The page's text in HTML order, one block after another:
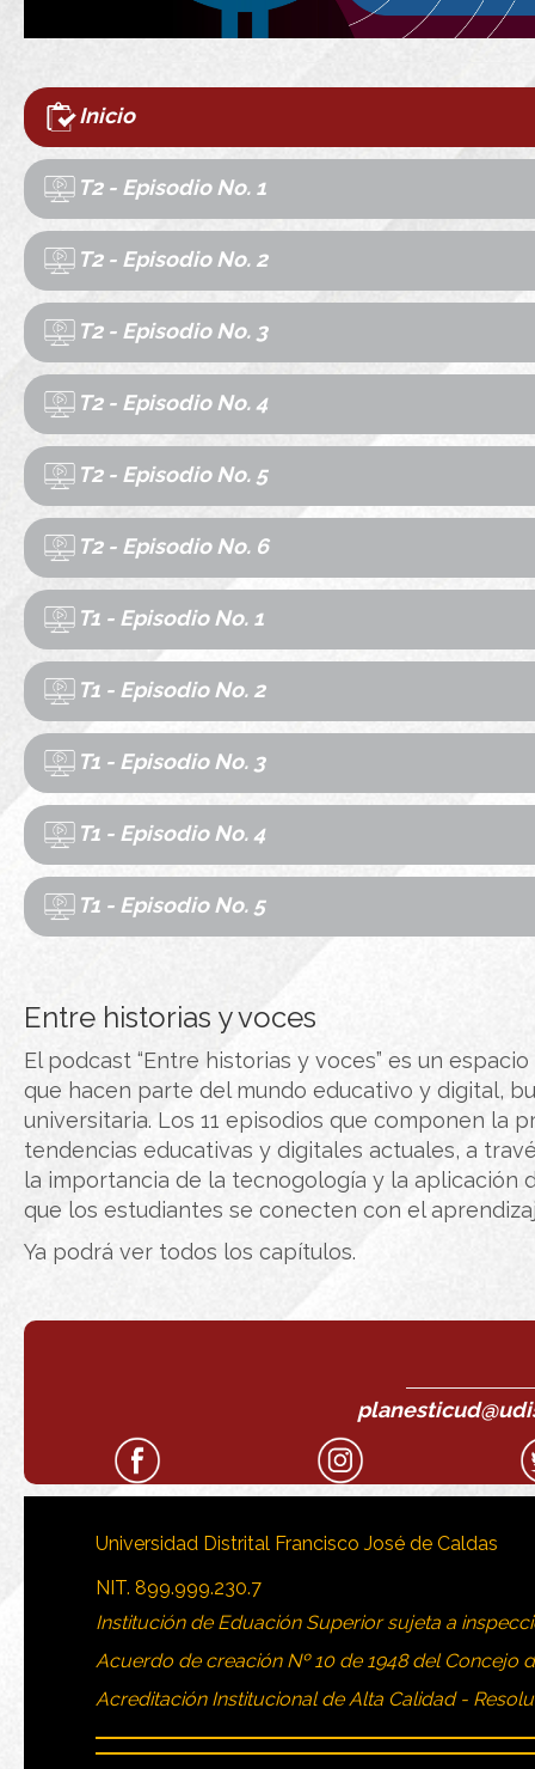
Inicio
T2 - Episodio No. 1
T2 - Episodio No. 2
T2 - Episodio No. 3
T2 - Episodio No. 4
T2 - Episodio No. 5
T2 - Episodio No. 6
T1 - Episodio No. 1
T1 - Episodio No. 2
T1 - Episodio No. 3
T1 - Episodio No. 4
T1 - Episodio No. 5
Entre historias y voces
El podcast “Entre historias y voces” es un
que hacen parte del mundo educativo y digital,
universitaria. Los 11 episodios que componen la
tendencias educativas y digitales actuales, a
la importancia de la tecnogología y la aplicación
que los estudiantes se conecten con el
Ya podrá ver todos los capítulos.
Universidad Distrital Francisco José de Caldas
NIT. 899.999.230.7
Institución de Eduación Superior sujeta a
Acuerdo de creación Nº 10 de 1948 del Concejo
Acreditación Institucional de Alta Calidad -